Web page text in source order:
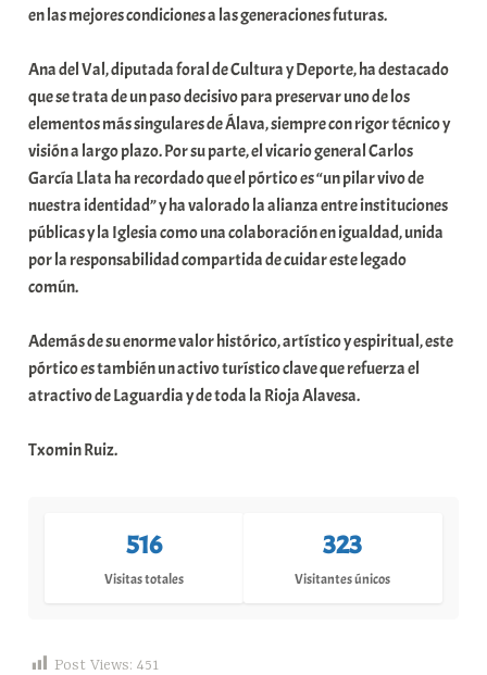
en las mejores condiciones a las generaciones futuras.
Ana del Val, diputada foral de Cultura y Deporte, ha destacado
que se trata de un paso decisivo para preservar uno de los
elementos más singulares de Álava, siempre con rigor técnico y
visión a largo plazo. Por su parte, el vicario general Carlos
García Llata ha recordado que el pórtico es “un pilar vivo de
nuestra identidad” y ha valorado la alianza entre instituciones
públicas y la Iglesia como una colaboración en igualdad, unida
por la responsabilidad compartida de cuidar este legado
común.
Además de su enorme valor histórico, artístico y espiritual, este
pórtico es también un activo turístico clave que refuerza el
atractivo de Laguardia y de toda la Rioja Alavesa.
Txomin Ruiz.
516
Visitas totales
323
Visitantes únicos
Post Views: 451